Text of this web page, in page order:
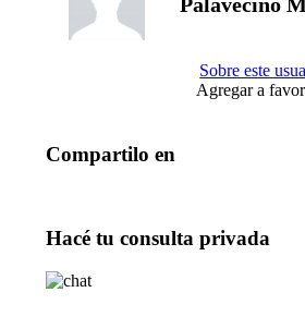
Sobre este
Agregar a
Compartilo en
Hacé tu consulta privada